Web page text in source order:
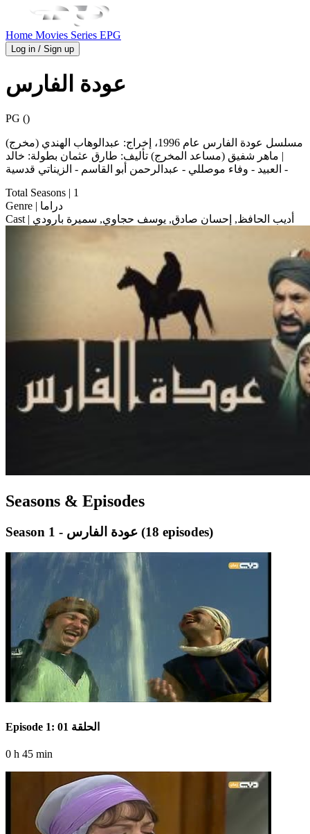
Home Movies Series EPG
Log in / Sign up
عودة الفارس
PG ()
مسلسل عودة الفارس عام 1996، إخراج: عبدالوهاب الهندي (مخرج)
| ماهر شفيق (مساعد المخرج) تأليف: طارق عثمان بطولة: خالد
العبيد - وفاء موصللي - عبدالرحمن أبو القاسم - الزيناتي قدسية -
Total Seasons | 1
Genre
| دراما
Cast
| أديب الحافظ, إحسان صادق, يوسف حجاوي, سميرة بارودي
Seasons & Episodes
(18 episodes)
Episode 1: الحلقة 01
0 h 45 min